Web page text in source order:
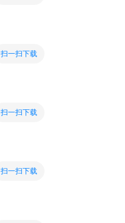
扫一扫下载
扫一扫下载
扫一扫下载